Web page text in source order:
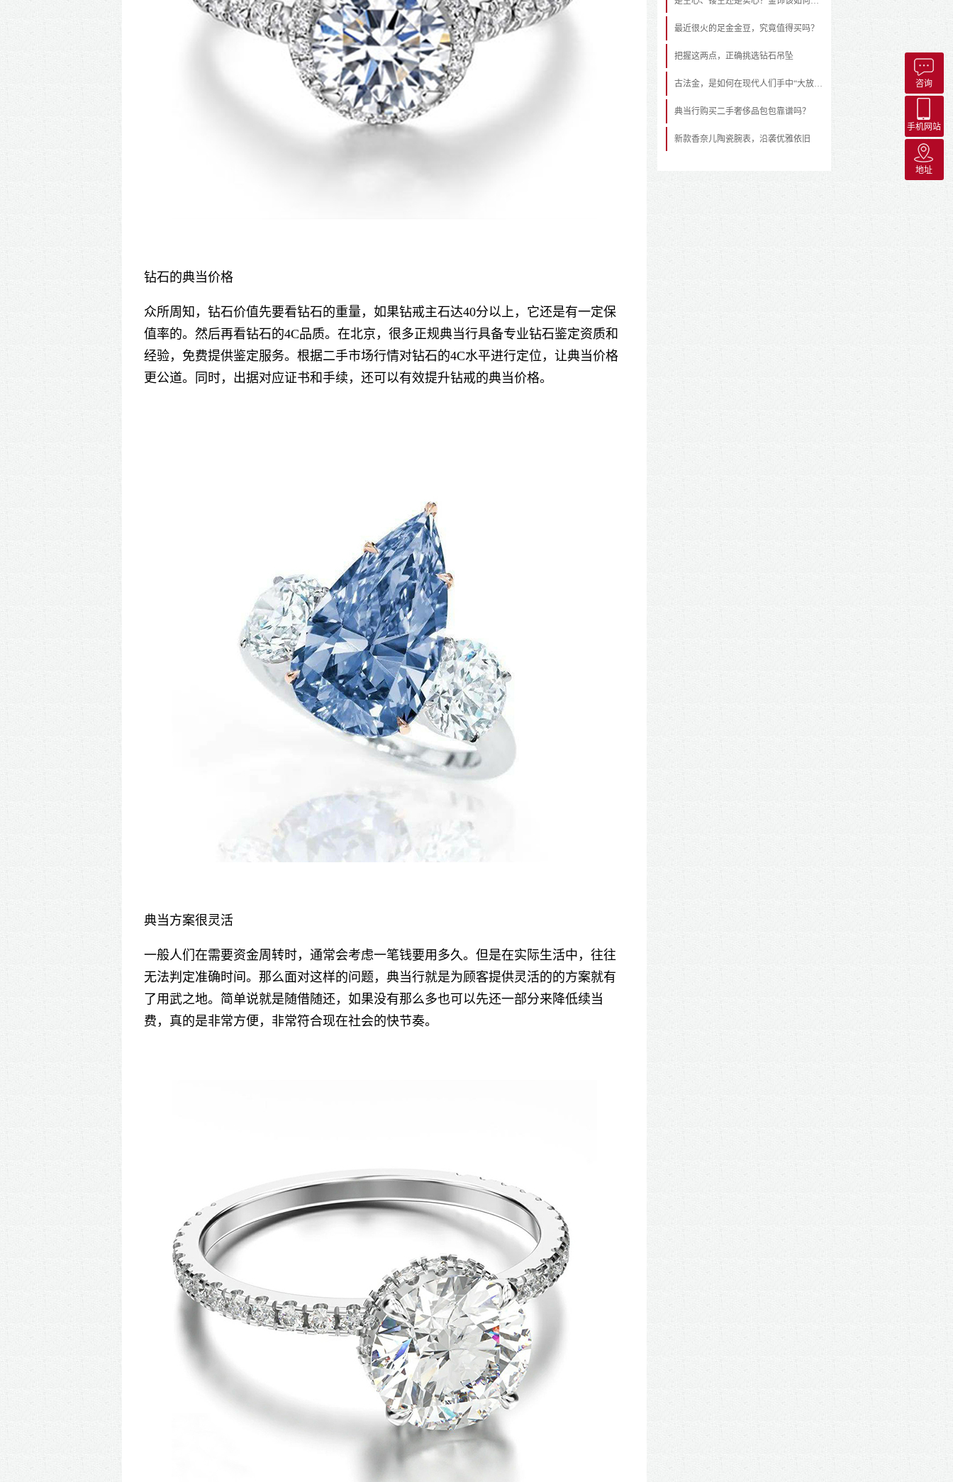
钻石的典当价格
众所周知，钻石价值先要看钻石的重量，如果钻戒主石达40分以上，它还是有一定保
值率的。然后再看钻石的4C品质。在北京，很多正规典当行具备专业钻石鉴定资质和
经验，免费提供鉴定服务。根据二手市场行情对钻石的4C水平进行定位，让典当价格
更公道。同时，出据对应证书和手续，还可以有效提升钻戒的典当价格。
典当方案很灵活
一般人们在需要资金周转时，通常会考虑一笔钱要用多久。但是在实际生活中，往往
无法判定准确时间。那么面对这样的问题，典当行就是为顾客提供灵活的的方案就有
了用武之地。简单说就是随借随还，如果没有那么多也可以先还一部分来降低续当
费，真的是非常方便，非常符合现在社会的快节奏。
最近很火的足金金豆，究竟值得买吗？
把握这两点，正确挑选钻石吊坠
古法金，是如何在现代人们手中“大放异彩”的？
典当行购买二手奢侈品包包靠谱吗？
新款香奈儿陶瓷腕表，沿袭优雅依旧
咨询
手机网站
地址